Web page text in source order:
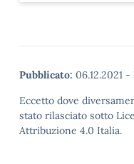
Pubblicato: 06.12.2021 -
Eccetto dove
stato rilasciato sotto
Attribuzione 4.0 Italia.